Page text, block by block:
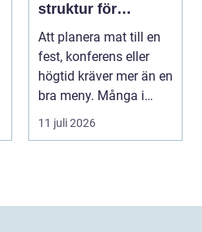
struktur för
lyckade event
Att planera mat till en
fest, konferens eller
högtid kräver mer än en
bra meny. Många i
Malmö väljer...
11 juli 2026